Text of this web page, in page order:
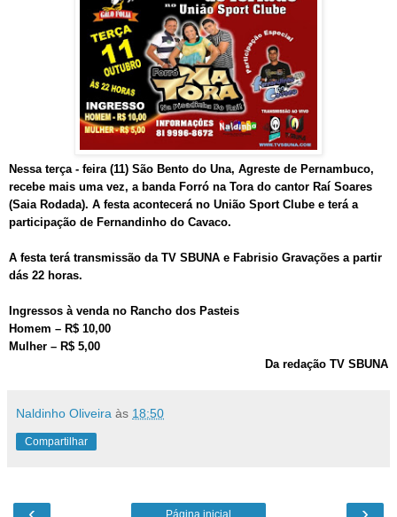
Nessa terça - feira (11) São Bento do Una, Agreste de Pernambuco,
recebe mais uma vez, a banda Forró na Tora do cantor Raí Soares
(Saia Rodada). A festa acontecerá no União Sport Clube e terá a
participação de Fernandinho do Cavaco.
A festa terá transmissão da TV SBUNA e Fabrisio Gravações a partir
dás 22 horas.
Ingressos à venda no Rancho dos Pasteis
Homem – R$ 10,00
Mulher – R$ 5,00
Da redação TV SBUNA
Naldinho Oliveira às 18:50
Compartilhar